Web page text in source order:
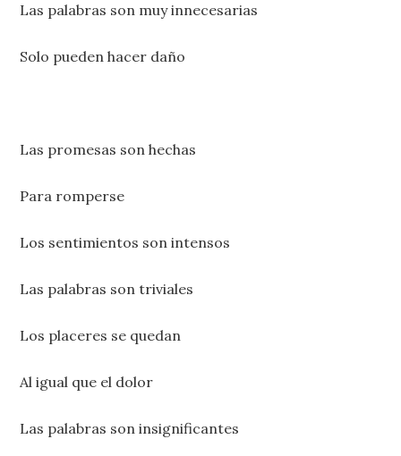
Las palabras son muy innecesarias
Solo pueden hacer daño
Las promesas son hechas
Para romperse
Los sentimientos son intensos
Las palabras son triviales
Los placeres se quedan
Al igual que el dolor
Las palabras son insignificantes